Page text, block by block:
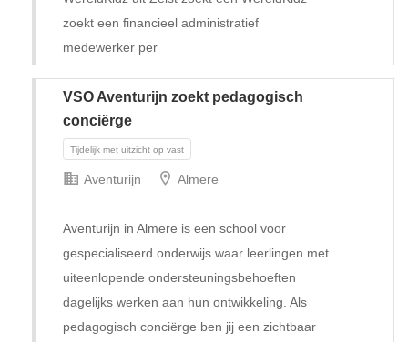
Tijdelijk
zoekt een financieel administratief
medewerker per
VSO Aventurijn zoekt pedagogisch
conciërge
Aventurijn Almere
Aventurijn in Almere is een school voor
gespecialiseerd onderwijs waar leerlingen met
uiteenlopende ondersteuningsbehoeften
dagelijks werken aan hun ontwikkeling. Als
pedagogisch conciërge ben jij een zichtbaar